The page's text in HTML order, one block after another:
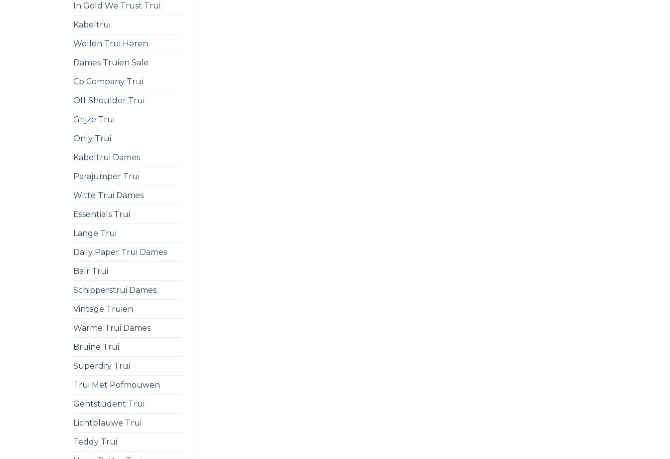
In Gold We Trust Trui
Kabeltrui
Wollen Trui Heren
Dames Truien Sale
Cp Company Trui
Off Shoulder Trui
Grijze Trui
Only Trui
Kabeltrui Dames
Parajumper Trui
Witte Trui Dames
Essentials Trui
Lange Trui
Daily Paper Trui Dames
Balr Trui
Schipperstrui Dames
Vintage Truien
Warme Trui Dames
Bruine Trui
Superdry Trui
Trui Met Pofmouwen
Gentstudent Trui
Lichtblauwe Trui
Teddy Trui